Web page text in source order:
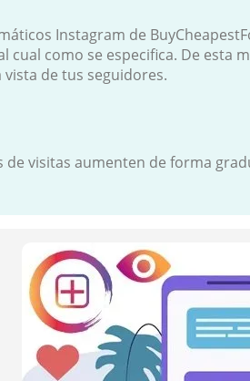
Instagram de
como se especifica. De esta
de tus seguidores.
de visitas aumenten de forma